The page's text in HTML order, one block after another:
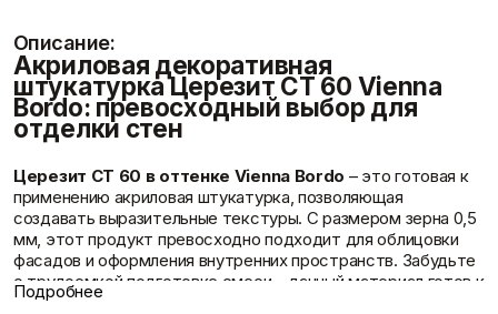
Скотчи/Ленты
Показать больше
Теплоизоляция
Минеральная вата
Пенопласт
Пенополистирол
Показать больше
Цементные
растворы
Цемент
Цпс
Показать больше
Отзывы
Описание:
Акриловая декоративная
штукатурка Церезит CT 60 Vienna
Bordo: превосходный выбор для
отделки стен
Церезит CT 60 в оттенке Vienna Bordo – это готовая к
применению акриловая штукатурка, позволяющая
создавать выразительные текстуры. С размером зерна 0,5
мм, этот продукт превосходно подходит для облицовки
фасадов и оформления внутренних пространств. Забудьте
о трудоемкой подготовке смеси – данный материал готов к
нанесению, что значительно упрощает процесс
Подробнее